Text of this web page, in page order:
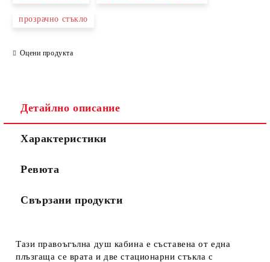
Ние ще се свържем с вас в рамките на работния ден.
прозрачно стъкло
Оцени продукта
Детайлно описание
Характеристики
Ревюта
Свързани продукти
Тази правоъгълна душ кабина е съставенаот една
плъзгаща се врата и две стационарни стъкла с